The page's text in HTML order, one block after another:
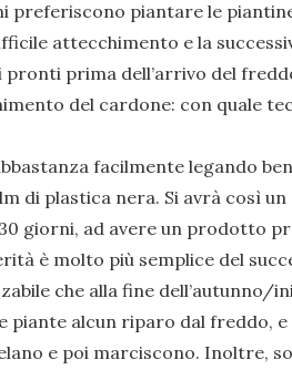
preferiscono piantare le
attecchimento e la
prima dell’arrivo del
del cardone: con quale
facilmente legando
di plastica nera. Si avrà così un
giorni, ad avere un prodotto
è molto più semplice del
che alla fine dell’autunno/
piante alcun riparo dal freddo,
e poi marciscono. Inoltre,